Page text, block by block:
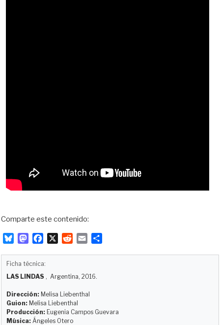
Comparte este contenido:
u
s
k
y
M
o
d
o
n
b
o
o
k
X
i
t
l
i
Ficha técnica:
LAS LINDAS , Argentina, 2016.
Dirección: Melisa Liebenthal
Guion: Melisa Liebenthal
Producción: Eugenia Campos Guevara
Música: Ángeles Otero